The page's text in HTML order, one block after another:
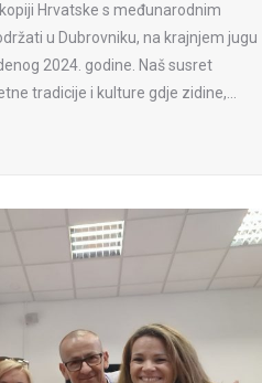
Hrvatske s međunarodnim
u Dubrovniku, na krajnjem jugu
2024. godine. Naš susret
tradicije i kulture gdje zidine,…